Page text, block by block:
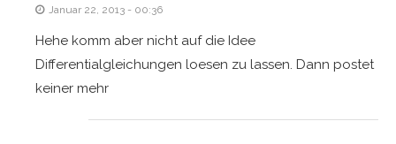
Januar 22, 2013 - 00:36
Hehe komm aber nicht auf die Idee
Differentialgleichungen loesen zu lassen. Dann postet
keiner mehr